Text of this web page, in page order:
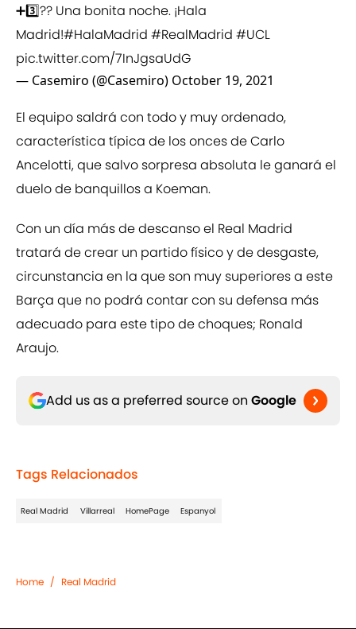
➕3️⃣?? Una bonita noche. ¡Hala
Madrid!#HalaMadrid #RealMadrid #UCL
pic.twitter.com/7InJgsaUdG
— Casemiro (@Casemiro) October 19, 2021
El equipo saldrá con todo y muy ordenado,
característica típica de los onces de Carlo
Ancelotti, que salvo sorpresa absoluta le ganará el
duelo de banquillos a Koeman.
Con un día más de descanso el Real Madrid
tratará de crear un partido físico y de desgaste,
circunstancia en la que son muy superiores a este
Barça que no podrá contar con su defensa más
adecuado para este tipo de choques; Ronald
Araujo.
Add us as a preferred source on Google
Tags Relacionados
Real Madrid Villarreal HomePage Espanyol
Home / Real Madrid